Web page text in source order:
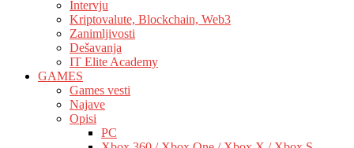
Intervju
Kriptovalute, Blockchain, Web3
Zanimljivosti
Dešavanja
IT Elite Academy
GAMES
Games vesti
Najave
Opisi
PC